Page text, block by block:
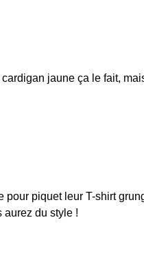
jaune ça le fait,
pour piquet leur T-shirt
aurez du style !